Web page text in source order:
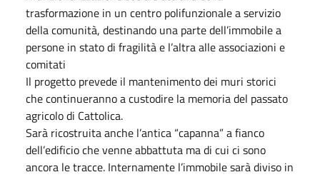
trasformazione in un centro polifunzionale a servizio
della comunità, destinando una parte dell’immobile a
persone in stato di fragilità e l’altra alle associazioni e
comitati
Il progetto prevede il mantenimento dei muri storici
che continueranno a custodire la memoria del passato
agricolo di Cattolica.
Sarà ricostruita anche l’antica “capanna” a fianco
dell’edificio che venne abbattuta ma di cui ci sono
ancora le tracce. Internamente l’immobile sarà diviso in